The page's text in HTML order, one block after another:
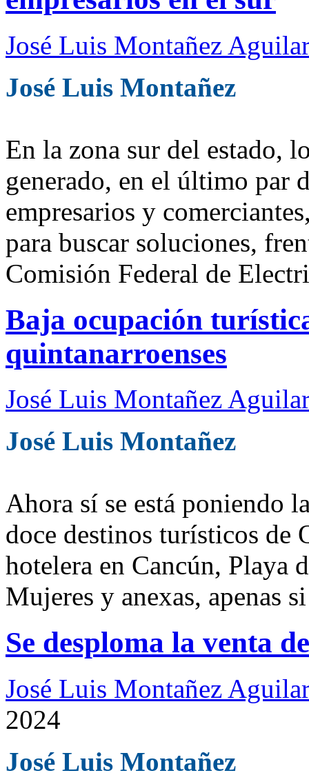
José Luis Montañez Aguilar
José Luis Montañez
En la zona sur del estado,
generado, en el último par
empresarios y
para buscar soluciones,
Comisión Federal de
Baja ocupación
quintanarroenses
José Luis Montañez Aguilar
José Luis Montañez
Ahora sí se está poniendo
doce destinos turísticos de
hotelera en Cancún, Playa
Mujeres y anexas, apenas
Se desploma la venta
José Luis Montañez Aguilar
2024
José Luis Montañez